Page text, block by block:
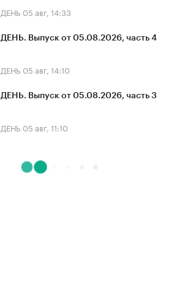
ДЕНЬ 05 авг, 14:33
ДЕНЬ. Выпуск от 05.08.2026, часть 4
ДЕНЬ 05 авг, 14:10
ДЕНЬ. Выпуск от 05.08.2026, часть 3
ДЕНЬ 05 авг, 11:10